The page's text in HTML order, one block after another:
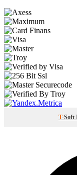
T-Soft